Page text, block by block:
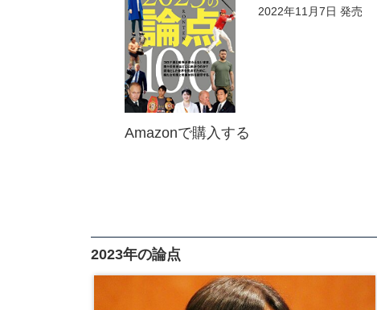
2022年11月7日 発売
Amazonで購入する
2023年の論点